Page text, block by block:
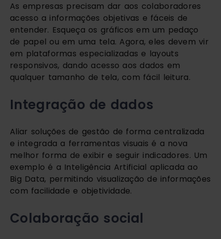
As empresas precisam dar aos colaboradores
acesso a informações objetivas e fáceis de
entender. Esqueça os gráficos em um pedaço
de papel ou em uma tela. Agora, eles devem vir
em plataformas especializadas e layouts
responsivos, dando acesso aos dados em
qualquer tamanho de tela, com fácil leitura.
Integração de dados
Aliar soluções de gestão de forma centralizada
e integrada a ferramentas visuais é a nova
melhor forma de exibir e seguir indicadores. Um
exemplo é a Inteligência Artificial aplicada ao
Big Data, permitindo visualização de informações
com facilidade e objetividade.
Colaboração social